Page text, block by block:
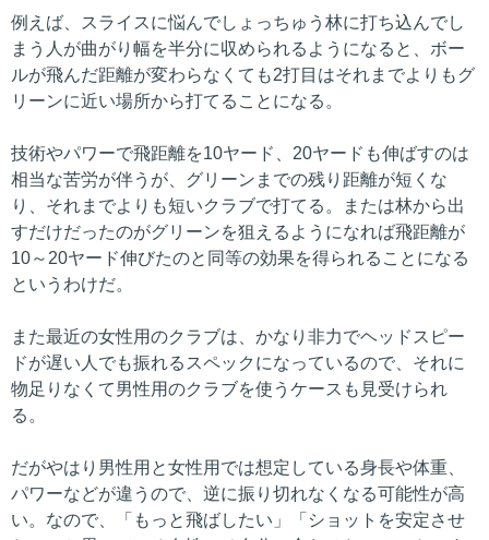
例えば、スライスに悩んでしょっちゅう林に打ち込んでし
まう人が曲がり幅を半分に収められるようになると、ボー
ルが飛んだ距離が変わらなくても2打目はそれまでよりもグ
リーンに近い場所から打てることになる。
技術やパワーで飛距離を10ヤード、20ヤードも伸ばすのは
相当な苦労が伴うが、グリーンまでの残り距離が短くな
り、それまでよりも短いクラブで打てる。または林から出
すだけだったのがグリーンを狙えるようになれば飛距離が
10～20ヤード伸びたのと同等の効果を得られることになる
というわけだ。
また最近の女性用のクラブは、かなり非力でヘッドスピー
ドが遅い人でも振れるスペックになっているので、それに
物足りなくて男性用のクラブを使うケースも見受けられ
る。
だがやはり男性用と女性用では想定している身長や体重、
パワーなどが違うので、逆に振り切れなくなる可能性が高
い。なので、「もっと飛ばしたい」「ショットを安定させ